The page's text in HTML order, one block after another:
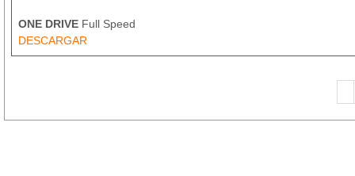
ONE DRIVE Full Speed
DESCARGAR